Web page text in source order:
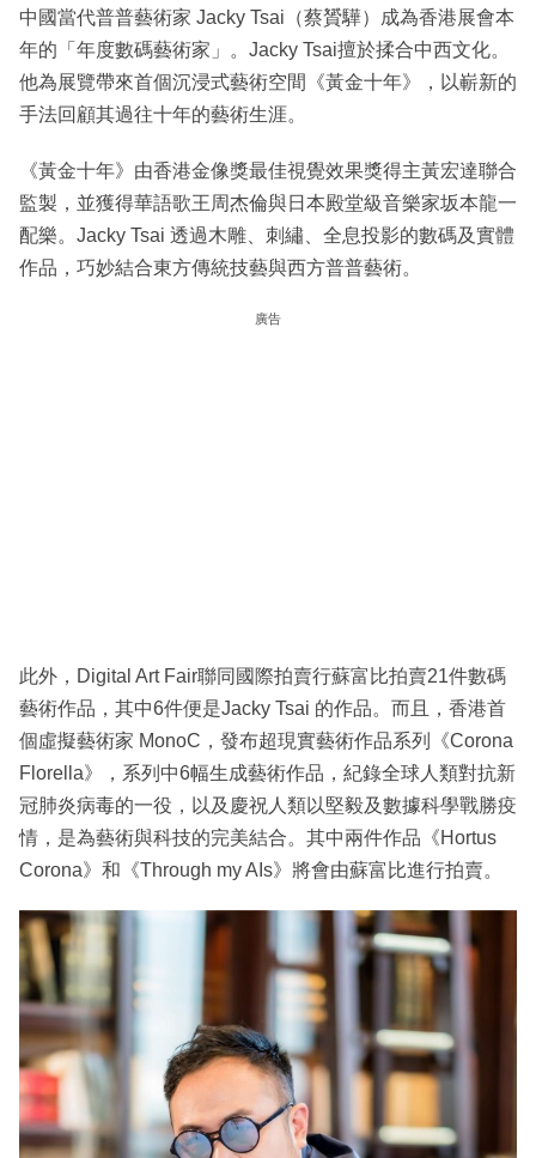
中國當代普普藝術家 Jacky Tsai（蔡贇驊）成為香港展會本
年的「年度數碼藝術家」。Jacky Tsai擅於揉合中⻄⽂化。
他為展覽帶來⾸個沉浸式藝術空間《⿈⾦⼗年》，以嶄新的
⼿法回顧其過往⼗年的藝術⽣涯。
《⿈⾦⼗年》由香港⾦像獎最佳視覺效果獎得主⿈宏達聯合
監製，並獲得華語歌王周杰倫與⽇本殿堂級音樂家坂本⿓⼀
配樂。Jacky Tsai 透過⽊雕、刺繡、全息投影的數碼及實體
作品，巧妙結合東⽅傳統技藝與西⽅普普藝術。
廣告
此外，Digital Art Fair聯同國際拍賣行蘇富比拍賣21件數碼
藝術作品，其中6件便是Jacky Tsai 的作品。而且，香港⾸
個虛擬藝術家 MonoC，發布超現實藝術作品系列《Corona
Florella》，系列中6幅⽣成藝術作品，紀錄全球⼈類對抗新
冠肺炎病毒的⼀役，以及慶祝⼈類以堅毅及數據科學戰勝疫
情，是為藝術與科技的完美結合。其中兩件作品《Hortus
Corona》和《Through my AIs》將會由蘇富比進行拍賣。